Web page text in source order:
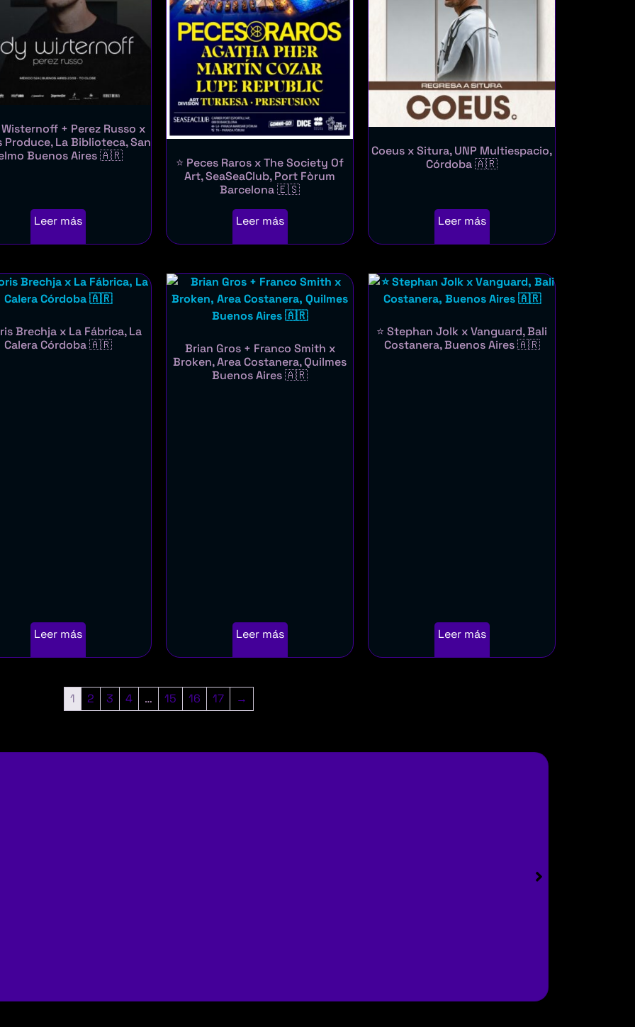
+ Perez Russo x
Produce, La Biblioteca, San
Buenos Aires 🇦🇷
Leer más
⭐ Peces Raros x The Society Of
Art, SeaSeaClub, Port Fòrum
Barcelona 🇪🇸
Leer más
Coeus x Situra, UNP Multiespacio,
Córdoba 🇦🇷
Leer más
Brechja x La Fábrica, La
Calera Córdoba 🇦🇷
Leer más
Brian Gros + Franco Smith x
Broken, Area Costanera, Quilmes
Buenos Aires 🇦🇷
Leer más
⭐ Stephan Jolk x Vanguard, Bali
Costanera, Buenos Aires 🇦🇷
Leer más
1 2 3 4 … 15 16 17 →